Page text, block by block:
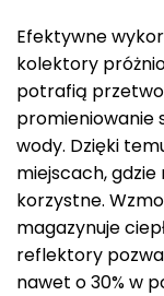
Efektywne
kolektory
potrafią
promieniowanie
wody. Dzięki
miejscach, gdzie
korzystne.
magazynuje
reflektory
nawet o 30% w